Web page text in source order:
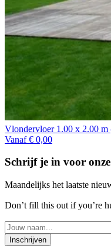
Vlondervloer 1.00 x 2.00 m
Vanaf € 0,00
Schrijf je in voor
Maandelijks het laatste
Don’t fill this out if you’re
Inschrijven